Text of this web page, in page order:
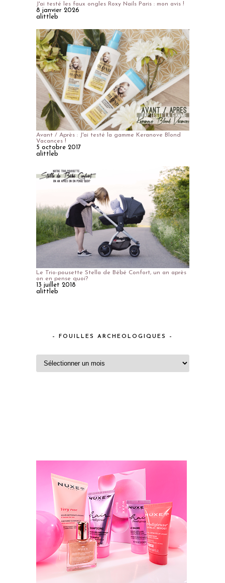
J'ai testé les faux ongles Roxy Nails Paris : mon avis !
8 janvier 2026
alittleb
Avant / Après : J'ai testé la gamme Keranove Blond
Vacances !
5 octobre 2017
alittleb
Le Trio-pousette Stella de Bébé Confort, un an après
on en pense quoi?
13 juillet 2018
alittleb
– FOUILLES ARCHEOLOGIQUES –